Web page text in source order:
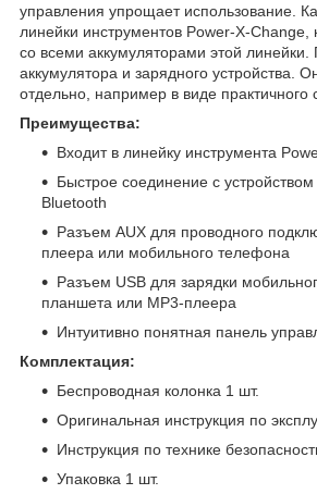
управления упрощает использование.
линейки инструментов Power-X-Change,
со всеми аккумуляторами этой линейки.
аккумулятора и зарядного устройства.
отдельно, например в виде практичного
Преимущества:
Входит в линейку инструмента
Быстрое соединение с устройством
Bluetooth
Разъем AUX для проводного
плеера или мобильного телефона
Разъем USB для зарядки
планшета или MP3-плеера
Интуитивно понятная панель
Комплектация:
Беспроводная колонка 1 шт.
Оригинальная инструкция по
Инструкция по технике
Упаковка 1 шт.